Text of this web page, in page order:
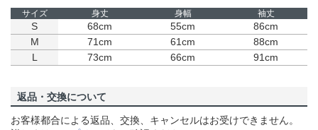
サイズ 身丈 身幅 袖丈
S 68cm 55cm
86cm
M
71cm 61cm
88cm
L
73cm 66cm 91cm
返品・交換について
お客様都合による返品、交換、キャンセルはお受けできません。